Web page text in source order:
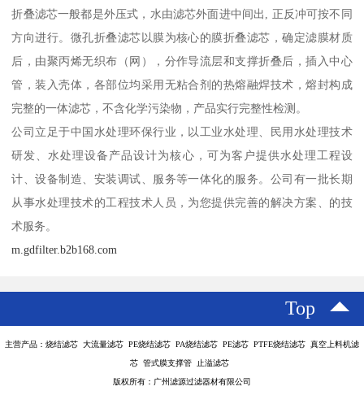
折叠滤芯一般都是外压式，水由滤芯外面进中间出, 正反冲可按不同
方向进行。微孔折叠滤芯以膜为核心的膜折叠滤芯，确定滤膜材质
后，由聚丙烯无织布（网），分作导流层和支撑折叠后，插入中心
管，装入壳体，各部位均采用无粘合剂的热熔融焊技术，熔封构成
完整的一体滤芯，不含化学污染物，产品实行完整性检测。
公司立足于中国水处理环保行业，以工业水处理、民用水处理技术
研发、水处理设备产品设计为核心，可为客户提供水处理工程设
计、设备制造、安装调试、服务等一体化的服务。公司有一批长期
从事水处理技术的工程技术人员，为您提供完善的解决方案、的技
术服务。
m.gdfilter.b2b168.com
Top
主营产品：烧结滤芯 大流量滤芯 PE烧结滤芯 PA烧结滤芯 PE滤芯 PTFE烧结滤芯 真空上料机滤
芯 管式膜支撑管 止溢滤芯
版权所有：广州滤源过滤器材有限公司